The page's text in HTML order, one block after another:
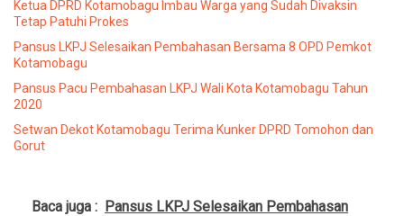
Ketua DPRD Kotamobagu Imbau Warga yang Sudah Divaksin
Tetap Patuhi Prokes
Pansus LKPJ Selesaikan Pembahasan Bersama 8 OPD Pemkot
Kotamobagu
Pansus Pacu Pembahasan LKPJ Wali Kota Kotamobagu Tahun
2020
Setwan Dekot Kotamobagu Terima Kunker DPRD Tomohon dan
Gorut
Baca juga : Pansus LKPJ Selesaikan Pembahasan